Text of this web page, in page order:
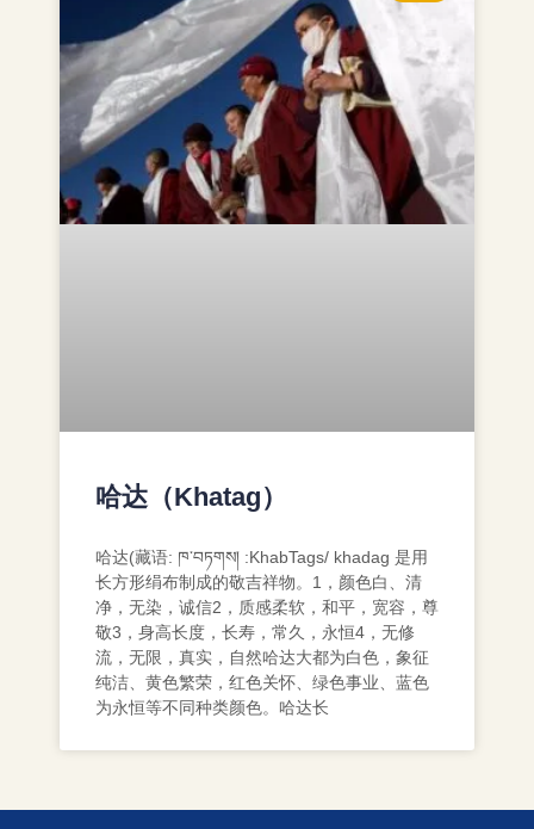
哈达（Khatag）
哈达(藏语: ཁ་བཏགས། :KhabTags/ khadag 是用
长方形绢布制成的敬吉祥物。1，颜色白、清
净，无染，诚信2，质感柔软，和平，宽容，尊
敬3，身高长度，长寿，常久，永恒4，无修
流，无限，真实，自然哈达大都为白色，象征
纯洁、黄色繁荣，红色关怀、绿色事业、蓝色
为永恒等不同种类颜色。哈达长